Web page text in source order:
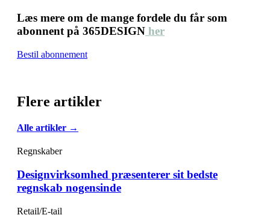
Læs mere om de mange fordele du får som
abonnent på 365DESIGN her
Bestil abonnement
Flere artikler
Alle artikler →
Regnskaber
Designvirksomhed præsenterer sit bedste
regnskab nogensinde
Retail/E-tail